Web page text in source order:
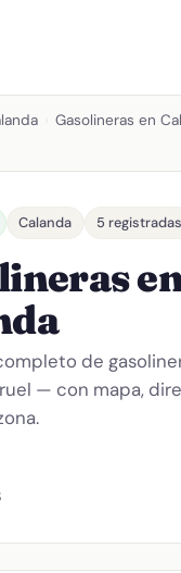
Gasolineras en
Calanda 5 registradas
de
— con mapa,